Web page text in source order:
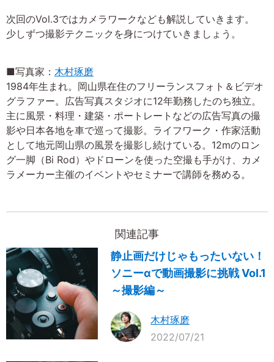
次回のVol.3ではカメラワークなども解説していきます。
少しずつ撮影テクニックを身につけていきましょう。
■写真家： 木村琢磨
1984年生まれ。岡山県在住のフリーランスフォト＆ビデオ
グラファー。広告写真スタジオに12年勤務したのち独立。
主に風景・料理・建築・ポートレートなどの広告写真の撮
影や日本各地を車で巡って撮影。ライフワーク・作家活動
として地元岡山県の風景を撮影し続けている。12mのロン
グ一脚（Bi Rod）やドローンを使った空撮も手がけ、カメ
ラメーカー主催のイベントやセミナーで講師を務める。
関連記事
静止画だけじゃもったいない！
ソニーαで動画撮影に挑戦 Vol.1
～撮影編～
木村琢磨
2022/07/21